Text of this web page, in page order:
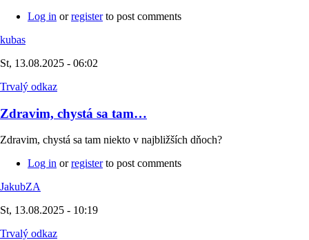
Log in orregisterto post comments
kubas
St, 13.08.2025 - 06:02
Trvalý odkaz
Zdravim, chystá sa tam…
Zdravim, chystá sa tam niekto v najbližších dňoch?
Log in orregisterto post comments
JakubZA
St, 13.08.2025 - 10:19
Trvalý odkaz